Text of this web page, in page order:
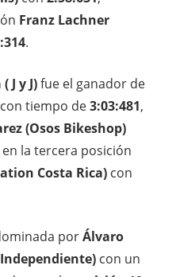
Franz Lachner
.
J y J)fue el ganador de
con tiempo de3:03:481,
(Osos Bikeshop)
en la tercera posición
Costa Rica) con
porÁlvaro
con un